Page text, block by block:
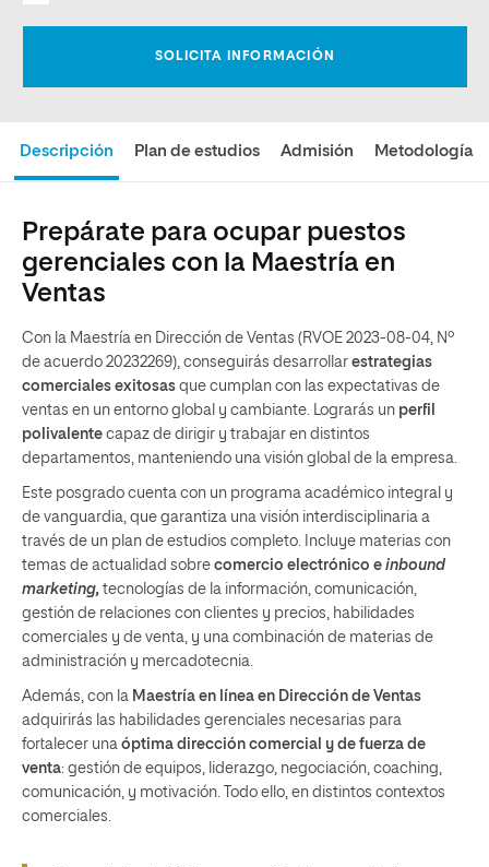
Descripción Plan de estudios Admisión Metodología
Prepárate para ocupar puestos
gerenciales con la Maestría en
Ventas
Con la Maestría en Dirección de Ventas (RVOE 2023-08-04, Nº
de acuerdo 20232269), conseguirás desarrollar estrategias
comerciales exitosas que cumplan con las expectativas de
ventas en un entorno global y cambiante. Lograrás un perfil
polivalente capaz de dirigir y trabajar en distintos
departamentos, manteniendo una visión global de la empresa.
Este posgrado cuenta con un programa académico integral y
de vanguardia, que garantiza una visión interdisciplinaria a
través de un plan de estudios completo. Incluye materias con
temas de actualidad sobre comercio electrónico e inbound
marketing, tecnologías de la información, comunicación,
gestión de relaciones con clientes y precios, habilidades
comerciales y de venta, y una combinación de materias de
administración y mercadotecnia.
Además, con la Maestría en línea en Dirección de Ventas
adquirirás las habilidades gerenciales necesarias para
fortalecer una óptima dirección comercial y de fuerza de
venta: gestión de equipos, liderazgo, negociación, coaching,
comunicación, y motivación. Todo ello, en distintos contextos
comerciales.